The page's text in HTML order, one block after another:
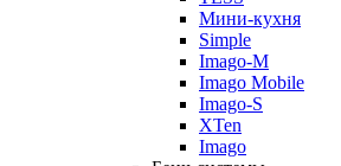
Мини-кухня
Simple
Imago-M
Imago Mobile
Imago-S
XTen
Imago